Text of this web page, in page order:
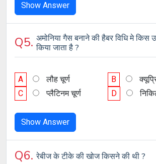
Show Answer
Q5.अमोनिया गैस बनाने की हैबर विधि मे किस
किया जाता है ?
A लौह चूर्ण B
C
प्लैटिनम चूर्ण D
Show Answer
Q6.रेबीज के टीके की खोज किसने की थी ?